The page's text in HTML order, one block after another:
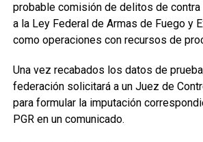
probable comisión de delitos de contra
a la Ley Federal de Armas de Fuego y
como operaciones con recursos de
Una vez recabados los datos de
federación solicitará a un Juez de
para formular la imputación
PGR en un comunicado.